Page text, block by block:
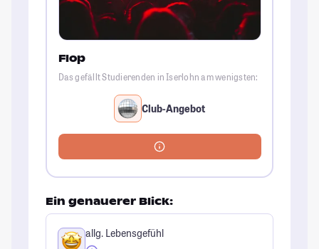
Flop
Das gefällt Studierenden in Iserlohn am wenigsten:
Club-Angebot
Ein genauerer Blick:
allg. Lebensgefühl